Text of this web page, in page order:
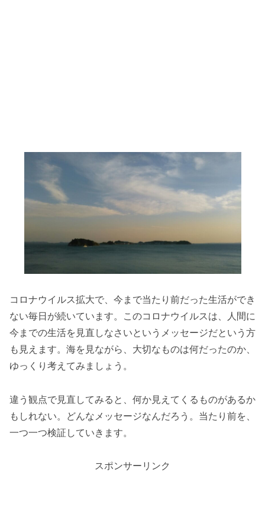
コロナウイルス拡大で、今まで当たり前だった生活ができ
ない毎日が続いています。このコロナウイルスは、人間に
今までの生活を見直しなさいというメッセージだという方
も見えます。海を見ながら、大切なものは何だったのか、
ゆっくり考えてみましょう。
違う観点で見直してみると、何か見えてくるものがあるか
もしれない。どんなメッセージなんだろう。当たり前を、
一つ一つ検証していきます。
スポンサーリンク